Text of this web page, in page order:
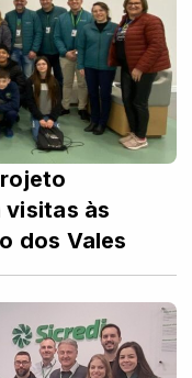
visitas às
dos Vales